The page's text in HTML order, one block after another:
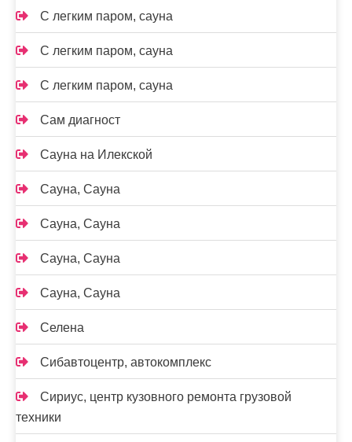
С легким паром, сауна
С легким паром, сауна
С легким паром, сауна
Сам диагност
Сауна на Илекской
Сауна, Сауна
Сауна, Сауна
Сауна, Сауна
Сауна, Сауна
Селена
Сибавтоцентр, автокомплекс
Сириус, центр кузовного ремонта грузовой
техники